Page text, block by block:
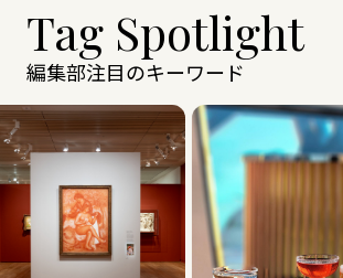
Tag Spotlight
編集部注目のキーワード